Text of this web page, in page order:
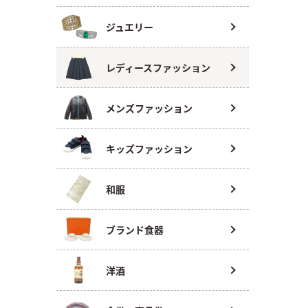
ジュエリー
レディースファッション
メンズファッション
キッズファッション
和服
ブランド食器
洋酒